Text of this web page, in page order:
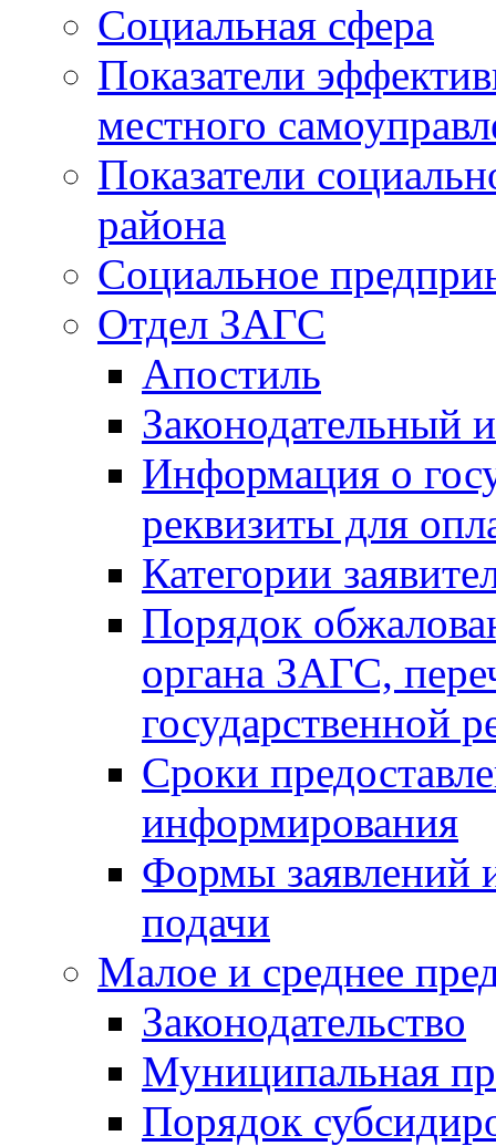
Социальная сфера
Показатели
местного
Показатели
района
Социальное
Отдел ЗАГС
Апостиль
Законодательный
Информация о
реквизиты для
Категории
Порядок
органа ЗАГС,
государственной
Сроки
информирования
Формы заявлений
подачи
Малое и среднее
Законодательство
Муниципальная
Порядок